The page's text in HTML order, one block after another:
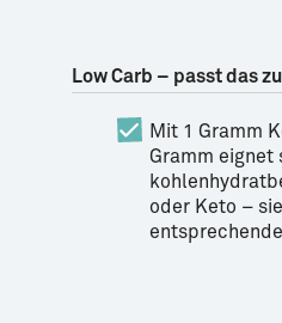
Low Carb – passt das
Mit 1 Gramm
Gramm eignet
oder Keto –